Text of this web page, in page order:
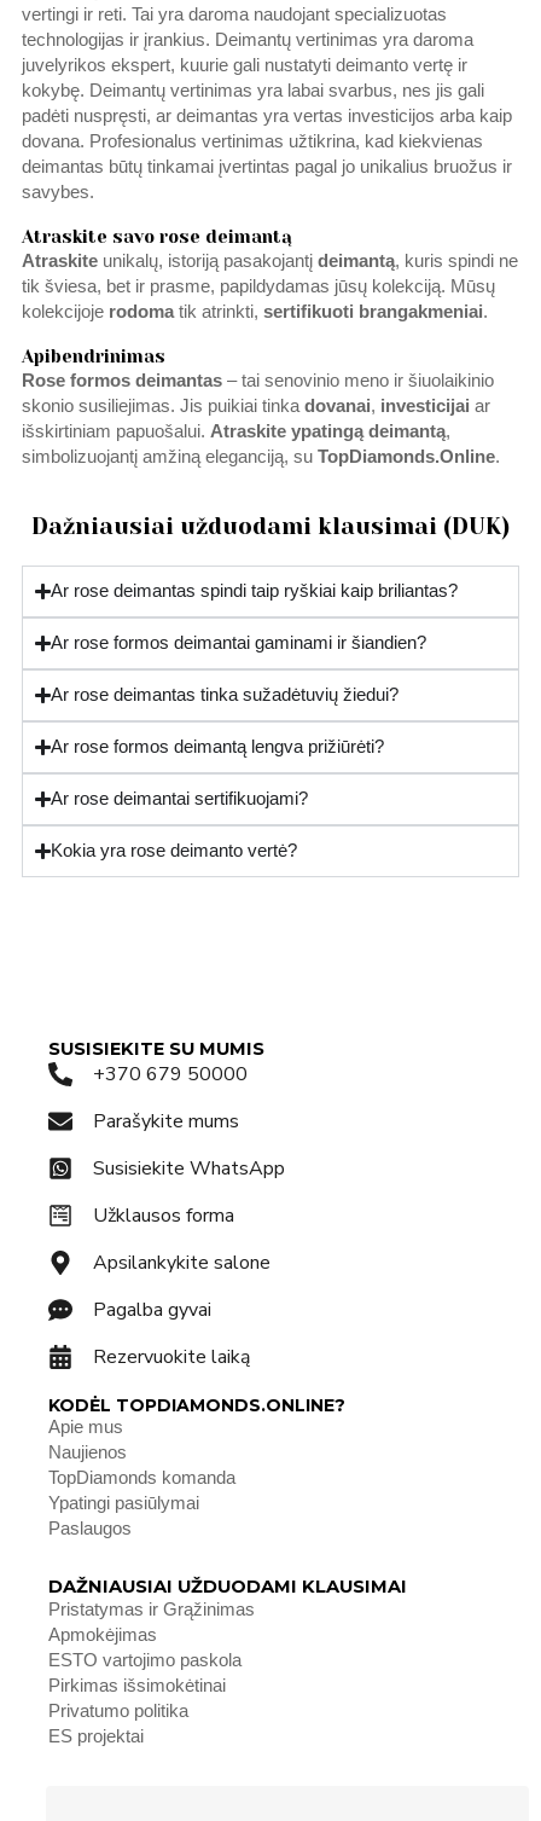
vertingi ir reti. Tai yra daroma naudojant specializuotas
technologijas ir įrankius. Deimantų vertinimas yra daroma
juvelyrikos ekspert, kuurie gali nustatyti deimanto vertę ir
kokybę. Deimantų vertinimas yra labai svarbus, nes jis gali
padėti nuspręsti, ar deimantas yra vertas investicijos arba kaip
dovana. Profesionalus vertinimas užtikrina, kad kiekvienas
deimantas būtų tinkamai įvertintas pagal jo unikalius bruožus ir
savybes.
Atraskite savo rose deimantą
Atraskiteunikalų, istoriją pasakojantį deimantą, kuris spindi ne
tik šviesa, bet ir prasme, papildydamas jūsų kolekciją. Mūsų
kolekcijoje rodomatik atrinkti, sertifikuoti brangakmeniai.
Apibendrinimas
Rose formos deimantas– tai senovinio meno ir šiuolaikinio
skonio susiliejimas. Jis puikiai tinka dovanai, investicijai ar
išskirtiniam papuošalui. Atraskite ypatingą deimantą,
simbolizuojantį amžiną eleganciją, su TopDiamonds.Online.
Dažniausiai užduodami klausimai (DUK)
Ar rose deimantas spindi taip ryškiai kaip briliantas?
Ar rose formos deimantai gaminami ir šiandien?
Ar rose deimantas tinka sužadėtuvių žiedui?
Ar rose formos deimantą lengva prižiūrėti?
Ar rose deimantai sertifikuojami?
Kokia yra rose deimanto vertė?
SUSISIEKITE SU MUMIS
+370 679 50000
Parašykite mums
Susisiekite WhatsApp
Užklausos forma
Apsilankykite salone
Pagalba gyvai
Rezervuokite laiką
KODĖL TOPDIAMONDS.ONLINE?
Apie mus
Naujienos
TopDiamonds komanda
Ypatingi pasiūlymai
Paslaugos
DAŽNIAUSIAI UŽDUODAMI KLAUSIMAI
Pristatymas ir Grąžinimas
Apmokėjimas
ESTO vartojimo paskola
Pirkimas išsimokėtinai
Privatumo politika
ES projektai